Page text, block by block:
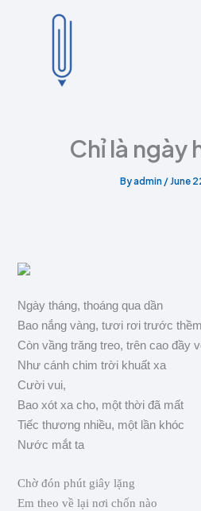
Chỉ là ngày
Byadmin / June
Ngày tháng, thoáng qua dần
Bao nắng vàng, tươi rơi trước thềm
Còn vầng trăng treo, trên cao đầy
Như cánh chim trời khuất xa
Cười vui,
Bao xót xa cho, một thời đã mất
Tiếc thương nhiều, một lần khóc
Nước mắt ta
Chờ đón phút giây lặng
Em theo về lại nơi chốn nào